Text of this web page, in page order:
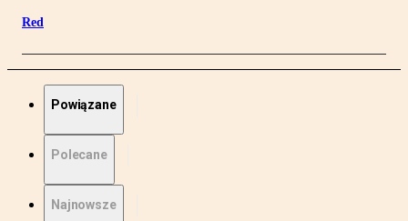
Red
Powiązane
Polecane
Najnowsze